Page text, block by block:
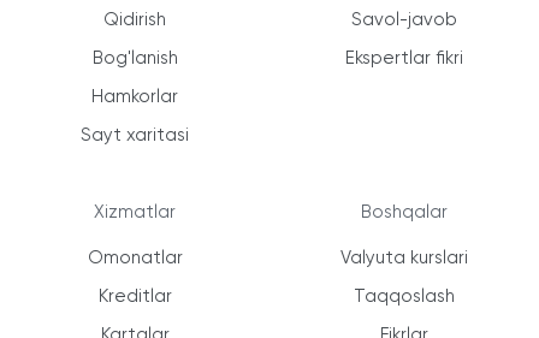
Qidirish
Bog'lanish
Hamkorlar
Sayt xaritasi
Xizmatlar
Omonatlar
Kreditlar
Savol-javob
Ekspertlar fikri
Boshqalar
Valyuta kurslari
Taqqoslash